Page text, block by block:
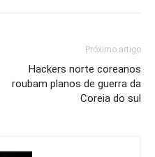
Próximo artigo
Hackers norte coreanos
roubam planos de guerra da
Coreia do sul